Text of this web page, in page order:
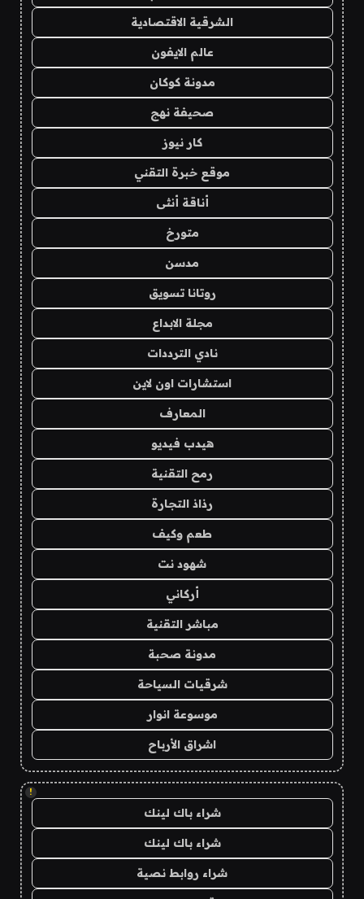
الشرقية الاقتصادية
عالم الايفون
مدونة كوكان
صحيفة نهج
كار نيوز
موقع خبرة التقني
أناقة أنثى
متورخ
مدسن
روتانا تسويق
مجلة الابداع
نادي الترددات
استشارات اون لاين
المعارف
هيدب فيديو
رمح التقنية
رذاذ التجارة
طعم وكيف
شهود نت
أركاني
مباشر التقنية
مدونة صحبة
شرقيات السياحة
موسوعة انوار
اشراق الأرباح
!
شراء باك لينك
شراء باك لينك
شراء روابط نصية